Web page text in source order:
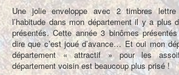
Une jolie enveloppe avec 2 timbres
l’habitude dans mon département il y a plus
présentés. Cette année 3 binômes
dire que c’est joué d’avance… Et oui mon
département « attractif » pour les
département voisin est beaucoup plus prisé !